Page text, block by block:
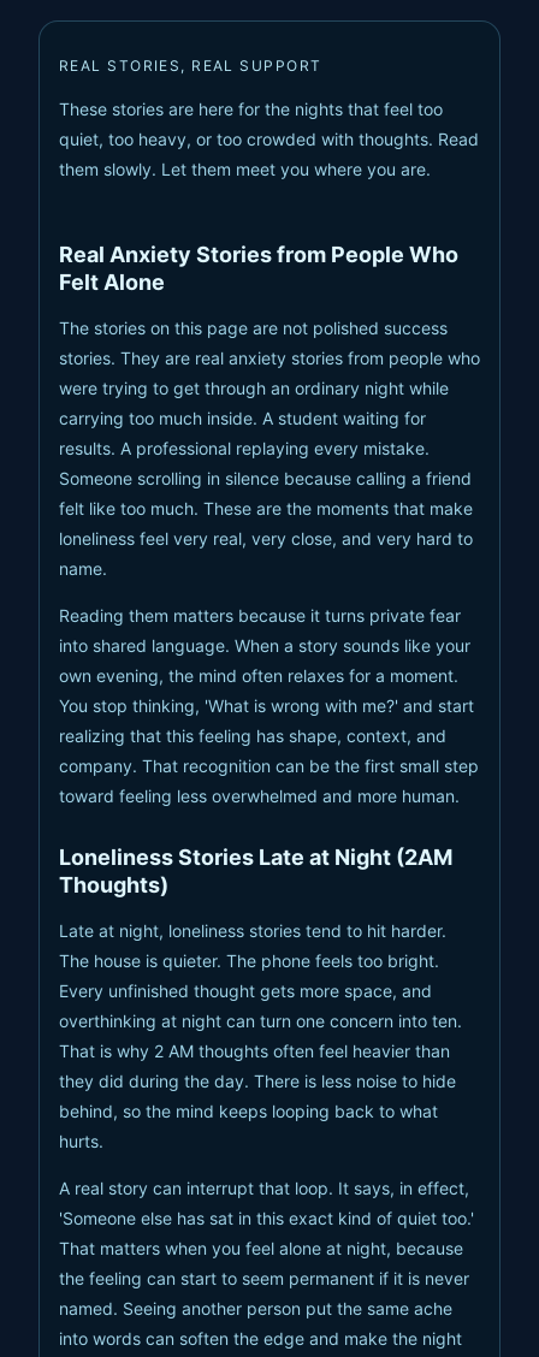
REAL STORIES, REAL SUPPORT
These stories are here for the nights that feel too
quiet, too heavy, or too crowded with thoughts. Read
them slowly. Let them meet you where you are.
Real Anxiety Stories from People Who
Felt Alone
The stories on this page are not polished success
stories. They are real anxiety stories from people who
were trying to get through an ordinary night while
carrying too much inside. A student waiting for
results. A professional replaying every mistake.
Someone scrolling in silence because calling a friend
felt like too much. These are the moments that make
loneliness feel very real, very close, and very hard to
name.
Reading them matters because it turns private fear
into shared language. When a story sounds like your
own evening, the mind often relaxes for a moment.
You stop thinking, 'What is wrong with me?' and start
realizing that this feeling has shape, context, and
company. That recognition can be the first small step
toward feeling less overwhelmed and more human.
Loneliness Stories Late at Night (2AM
Thoughts)
Late at night, loneliness stories tend to hit harder.
The house is quieter. The phone feels too bright.
Every unfinished thought gets more space, and
overthinking at night can turn one concern into ten.
That is why 2 AM thoughts often feel heavier than
they did during the day. There is less noise to hide
behind, so the mind keeps looping back to what
hurts.
A real story can interrupt that loop. It says, in effect,
'Someone else has sat in this exact kind of quiet too.'
That matters when you feel alone at night, because
the feeling can start to seem permanent if it is never
named. Seeing another person put the same ache
into words can soften the edge and make the night